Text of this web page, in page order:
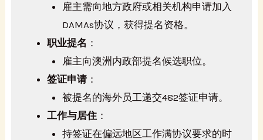
雇主需向地方政府或相关机构申请加入
DAMAs协议，获得提名资格。
职业提名 ：
雇主向澳洲内政部提名候选职位。
签证申请：
被提名的海外员工递交482签证申请。
工作与居住 ：
持签证在偏远地区工作满协议要求的时